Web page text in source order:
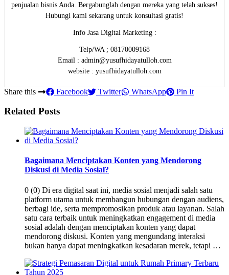
penjualan bisnis Anda. Bergabunglah dengan mereka yang telah sukses!
Hubungi kami sekarang untuk konsultasi gratis!
Info Jasa Digital Marketing :
Telp/WA ; 08170009168
Email : admin@yusufhidayatulloh.com
website : yusufhidayatulloh.com
Share this Facebook Twitter WhatsApp Pin It
Related Posts
Bagaimana Menciptakan Konten yang Mendorong
Diskusi di Media Sosial?
0 (0) Di era digital saat ini, media sosial menjadi salah satu
platform utama untuk membangun hubungan dengan audiens,
berbagi ide, serta mempromosikan produk atau layanan. Salah
satu cara terbaik untuk meningkatkan engagement di media
sosial adalah dengan menciptakan konten yang dapat
mendorong diskusi. Konten yang mengundang interaksi
bukan hanya dapat meningkatkan kesadaran merek, tetapi …